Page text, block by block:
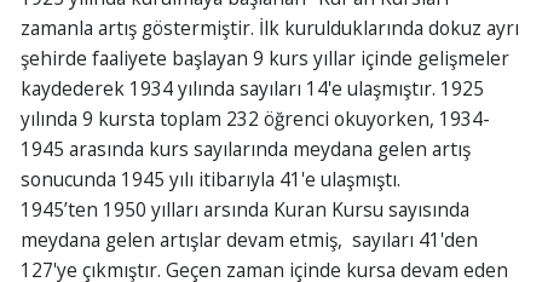
zamanla artış göstermiştir. İlk kurulduklarında dokuz ayrı
şehirde faaliyete başlayan 9 kurs yıllar içinde gelişmeler
kaydederek 1934 yılında sayıları 14'e ulaşmıştır. 1925
yılında 9 kursta toplam 232 öğrenci okuyorken, 1934-
1945 arasında kurs sayılarında meydana gelen artış
sonucunda 1945 yılı itibarıyla 41'e ulaşmıştı.
1945’ten 1950 yılları arsında Kuran Kursu sayısında
meydana gelen artışlar devam etmiş, sayıları 41'den
127'ye çıkmıştır. Geçen zaman içinde kursa devam eden